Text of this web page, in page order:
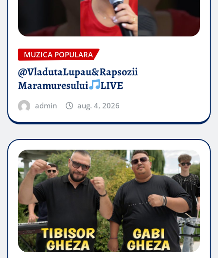
MUZICA POPULARA
@VladutaLupau&Rapsozii
Maramuresului
LIVE
admin aug. 4, 2026